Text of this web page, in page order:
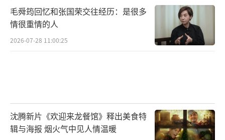
毛舜筠回忆和张国荣交往经历：是很多
情很重情的人
2026-07-28 11:00:25
沈腾新片《欢迎来龙餐馆》释出美食特
辑与海报 烟火气中见人情温暖